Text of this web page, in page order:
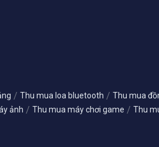
/ Thu mua loa bluetooth / Thu mua
ảnh / Thu mua máy chơi game / Thu